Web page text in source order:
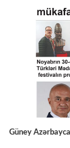
Güney